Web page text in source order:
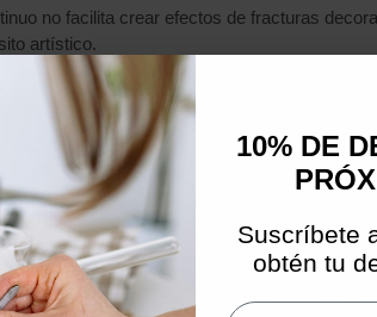
no facilita crear efectos de fracturas
artístico.
similares
10% DE
Suscríbete
obtén tu
Email